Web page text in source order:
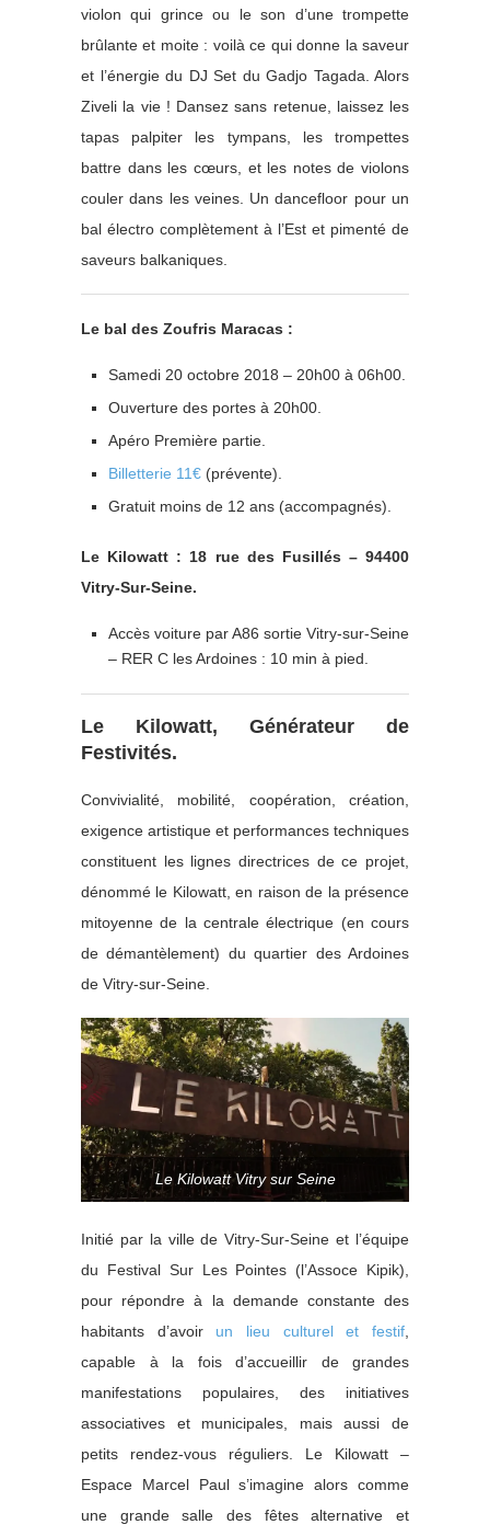
violon qui grince ou le son d’une trompette
brûlante et moite : voilà ce qui donne la saveur
et l’énergie du DJ Set du Gadjo Tagada. Alors
Ziveli la vie ! Dansez sans retenue, laissez les
tapas palpiter les tympans, les trompettes
battre dans les cœurs, et les notes de violons
couler dans les veines. Un dancefloor pour un
bal électro complètement à l’Est et pimenté de
saveurs balkaniques.
Le bal des Zoufris Maracas :
Samedi 20 octobre 2018 – 20h00 à 06h00.
Ouverture des portes à 20h00.
Apéro Première partie.
Billetterie 11€ (prévente).
Gratuit moins de 12 ans (accompagnés).
Le Kilowatt : 18 rue des Fusillés – 94400
Vitry-Sur-Seine.
Accès voiture par A86 sortie Vitry-sur-Seine
– RER C les Ardoines : 10 min à pied.
Le Kilowatt, Générateur de
Festivités.
Convivialité, mobilité, coopération, création,
exigence artistique et performances techniques
constituent les lignes directrices de ce projet,
dénommé le Kilowatt, en raison de la présence
mitoyenne de la centrale électrique (en cours
de démantèlement) du quartier des Ardoines
de Vitry-sur-Seine.
Le Kilowatt Vitry sur Seine
Initié par la ville de Vitry-Sur-Seine et l’équipe
du Festival Sur Les Pointes (l’Assoce Kipik),
pour répondre à la demande constante des
habitants d’avoir un lieu culturel et festif,
capable à la fois d’accueillir de grandes
manifestations populaires, des initiatives
associatives et municipales, mais aussi de
petits rendez-vous réguliers. Le Kilowatt –
Espace Marcel Paul s’imagine alors comme
une grande salle des fêtes alternative et